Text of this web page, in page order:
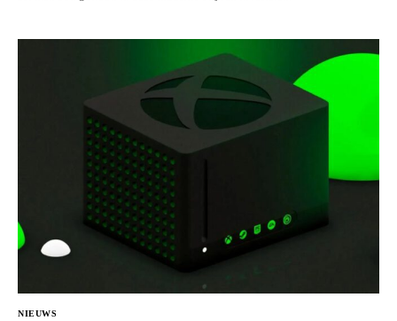
NIEUWS